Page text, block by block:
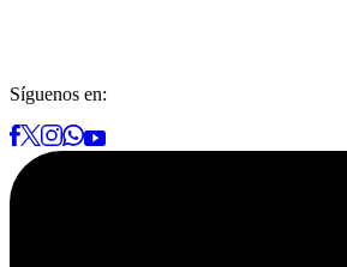
Síguenos en: